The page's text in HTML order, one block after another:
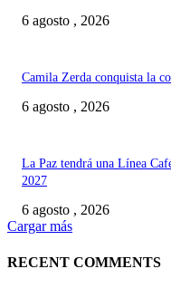
6 agosto , 2026
Camila Zerda conquista la
6 agosto , 2026
La Paz tendrá una Línea
2027
6 agosto , 2026
Cargar más
RECENT COMMENTS